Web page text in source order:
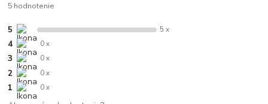
5 hodnotenie
5 5 x
4 0 x
3 0 x
2 0 x
1 0 x